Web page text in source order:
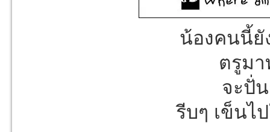
น้องคนนี้ยั
ตรูม
จะปั่
รีบๆ เข็นไ